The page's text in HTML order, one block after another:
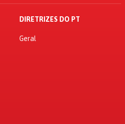
DIRETRIZES DO PT
Geral